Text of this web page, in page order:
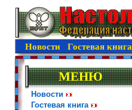
Новости Гостевая книга
МЕНЮ
Новости
Гостевая книга